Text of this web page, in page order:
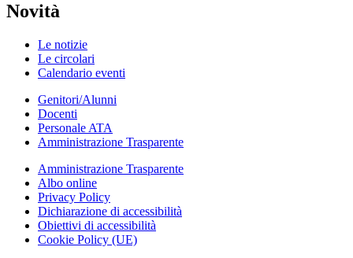
Novità
Le notizie
Le circolari
Calendario eventi
Genitori/Alunni
Docenti
Personale ATA
Amministrazione Trasparente
Amministrazione Trasparente
Albo online
Privacy Policy
Dichiarazione di accessibilità
Obiettivi di accessibilità
Cookie Policy (UE)